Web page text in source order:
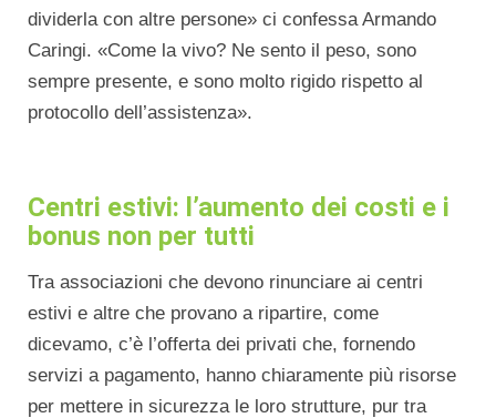
dividerla con altre persone» ci confessa Armando
Caringi. «Come la vivo? Ne sento il peso, sono
sempre presente, e sono molto rigido rispetto al
protocollo dell’assistenza».
Centri estivi: l’aumento dei costi e i
bonus non per tutti
Tra associazioni che devono rinunciare ai centri
estivi e altre che provano a ripartire, come
dicevamo, c’è l’offerta dei privati che, fornendo
servizi a pagamento, hanno chiaramente più risorse
per mettere in sicurezza le loro strutture, pur tra